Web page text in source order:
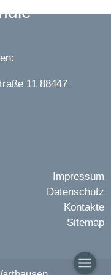
11 88447
Impressum
Datenschutz
Kontakte
Sitemap
menu